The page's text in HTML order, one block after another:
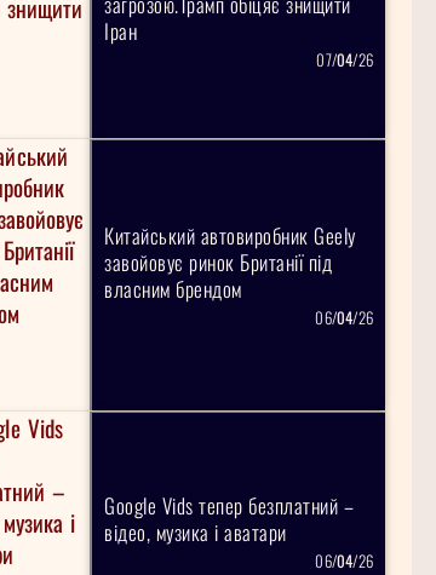
Іран
07/04/26
Китайський автовиробник Geely
завойовує ринок Британії під
власним брендом
06/04/26
Google Vids тепер безплатний –
відео, музика і аватари
06/04/26